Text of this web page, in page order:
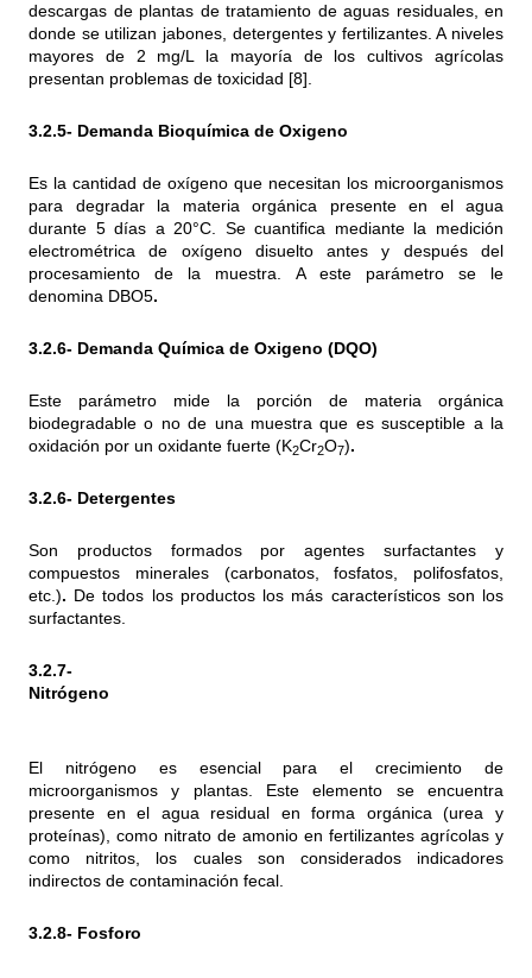
descargas de plantas de tratamiento de aguas residuales, en
donde se utilizan jabones, detergentes y fertilizantes. A niveles
mayores de 2 mg/L la mayoría de los cultivos agrícolas
presentan problemas de toxicidad [8].
3.2.5- Demanda Bioquímica de Oxigeno
Es la cantidad de oxígeno que necesitan los microorganismos
para degradar la materia orgánica presente en el agua
durante 5 días a 20°C. Se cuantifica mediante la medición
electrométrica de oxígeno disuelto antes y después del
procesamiento de la muestra. A este parámetro se le
denomina DBO5.
3.2.6- Demanda Química de Oxigeno (DQO)
Este parámetro mide la porción de materia orgánica
biodegradable o no de una muestra que es susceptible a la
oxidación por un oxidante fuerte (K2Cr2O7).
3.2.6- Detergentes
Son productos formados por agentes surfactantes y
compuestos minerales (carbonatos, fosfatos, polifosfatos,
etc.). De todos los productos los más característicos son los
surfactantes.
3.2.7-
El nitrógeno es esencial para el crecimiento de
microorganismos y plantas. Este elemento se encuentra
presente en el agua residual en forma orgánica (urea y
proteínas), como nitrato de amonio en fertilizantes agrícolas y
como nitritos, los cuales son considerados indicadores
indirectos de contaminación fecal.
3.2.8- Fosforo